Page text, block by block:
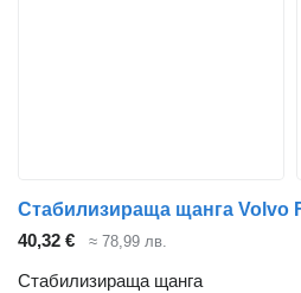
40,32 € ≈ 78,99 лв.
Стабилизираща щанга